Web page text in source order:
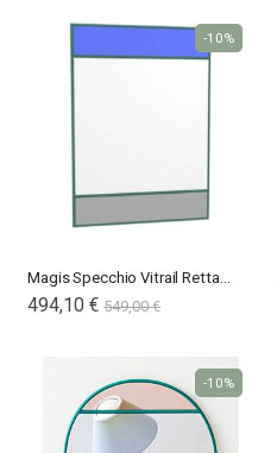
Magis Specchio Vitrail Rettangolare
494,10 € 549,00 €
-10%
-10%